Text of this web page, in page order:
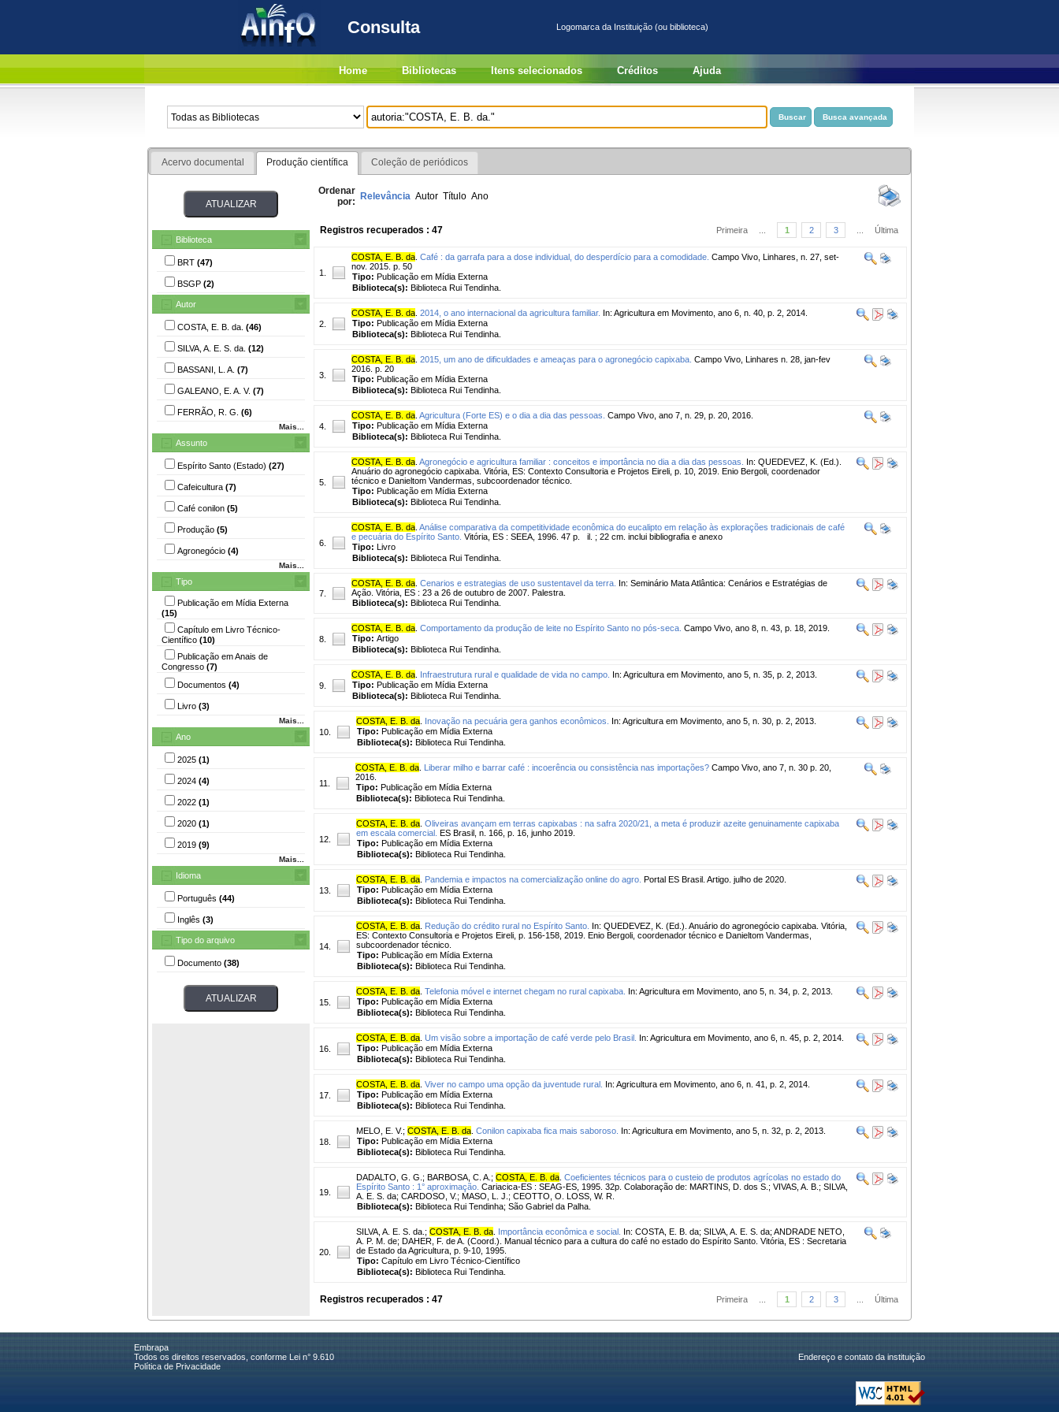
Consulta Logomarca da Instituição (ou biblioteca)
Home Bibliotecas Itens selecionados Créditos Ajuda
Acervo documental Produção científica Coleção de periódicos
Biblioteca
BRT (47)
BSGP (2)
Autor
COSTA, E. B. da. (46)
SILVA, A. E. S. da. (12)
BASSANI, L. A. (7)
GALEANO, E. A. V. (7)
FERRÃO, R. G. (6)
Mais...
Assunto
Espírito Santo (Estado) (27)
Cafeicultura (7)
Café conilon (5)
Produção (5)
Agronegócio (4)
Mais...
Tipo
Publicação em Mídia Externa
(15)
Capítulo em Livro Técnico-
Científico (10)
Publicação em Anais de
Congresso (7)
Documentos (4)
Livro (3)
Mais...
Ano
2025 (1)
2024 (4)
2022 (1)
2020 (1)
2019 (9)
Mais...
Idioma
Português (44)
Inglês (3)
Tipo do arquivo
Documento (38)
Ordenar
por: Relevância Autor Título Ano
Registros recuperados : 47 Primeira 1 2 3 Última
1.
COSTA, E. B. da Café : da garrafa para a dose individual, do desperdício para a comodidade. Campo Vivo, Linhares, n. 27, set-
nov. 2015. p. 50
Tipo: Publicação em Mídia Externa
Biblioteca(s): Biblioteca Rui Tendinha.
2.
COSTA, E. B. da 2014, o ano internacional da agricultura familiar. In: Agricultura em Movimento, ano 6, n. 40, p. 2, 2014.
Tipo: Publicação em Mídia Externa
Biblioteca(s): Biblioteca Rui Tendinha.
3.
COSTA, E. B. da 2015, um ano de dificuldades e ameaças para o agronegócio capixaba. Campo Vivo, Linhares n. 28, jan-fev
2016. p. 20
Tipo: Publicação em Mídia Externa
Biblioteca(s): Biblioteca Rui Tendinha.
4.
COSTA, E. B. da Agricultura (Forte ES) e o dia a dia das pessoas. Campo Vivo, ano 7, n. 29, p. 20, 2016.
Tipo: Publicação em Mídia Externa
Biblioteca(s): Biblioteca Rui Tendinha.
5.
COSTA, E. B. da Agronegócio e agricultura familiar : conceitos e importância no dia a dia das pessoas.
In: QUEDEVEZ, K. (Ed.).
Anuário do agronegócio capixaba. Vitória, ES: Contexto Consultoria e Projetos Eireli, p. 10, 2019. Enio Bergoli, coordenador
técnico e Danieltom Vandermas, subcoordenador técnico.
Tipo: Publicação em Mídia Externa
Biblioteca(s): Biblioteca Rui Tendinha.
6.
COSTA, E. B. da Análise comparativa da competitividade econômica do eucalipto em relação às explorações tradicionais de café
e pecuária do Espírito Santo. Vitória, ES : SEEA, 1996. 47 p. il. ; 22 cm. inclui bibliografia e anexo
Tipo: Livro
Biblioteca(s): Biblioteca Rui Tendinha.
7.
COSTA, E. B. da Cenarios e estrategias de uso sustentavel da terra. In: Seminário Mata Atlântica: Cenários e Estratégias de
Ação. Vitória, ES : 23 a 26 de outubro de 2007. Palestra.
Biblioteca(s): Biblioteca Rui Tendinha.
8.
COSTA, E. B. da Comportamento da produção de leite no Espírito Santo no pós-seca. Campo Vivo, ano 8, n. 43, p. 18, 2019.
Tipo: Artigo
Biblioteca(s): Biblioteca Rui Tendinha.
9.
COSTA, E. B. da Infraestrutura rural e qualidade de vida no campo. In: Agricultura em Movimento, ano 5, n. 35, p. 2, 2013.
Tipo: Publicação em Mídia Externa
Biblioteca(s): Biblioteca Rui Tendinha.
10.
COSTA, E. B. da Inovação na pecuária gera ganhos econômicos.
In: Agricultura em Movimento, ano 5, n. 30, p. 2, 2013.
Tipo: Publicação em Mídia Externa
Biblioteca(s): Biblioteca Rui Tendinha.
11.
COSTA, E. B. da Liberar milho e barrar café : incoerência ou consistência nas importações? Campo Vivo, ano 7, n. 30 p. 20,
2016.
Tipo: Publicação em Mídia Externa
Biblioteca(s): Biblioteca Rui Tendinha.
12.
COSTA, E. B. da Oliveiras avançam em terras capixabas : na safra 2020/21, a meta é produzir azeite genuinamente capixaba
em escala comercial. ES Brasil, n. 166, p. 16, junho 2019.
Tipo: Publicação em Mídia Externa
Biblioteca(s): Biblioteca Rui Tendinha.
13.
COSTA, E. B. da Pandemia e impactos na comercialização online do agro. Portal ES Brasil. Artigo. julho de 2020.
Tipo: Publicação em Mídia Externa
Biblioteca(s): Biblioteca Rui Tendinha.
14.
COSTA, E. B. da Redução do crédito rural no Espírito Santo. In: QUEDEVEZ, K. (Ed.). Anuário do agronegócio capixaba. Vitória,
ES: Contexto Consultoria e Projetos Eireli, p. 156-158, 2019. Enio Bergoli, coordenador técnico e Danieltom Vandermas,
subcoordenador técnico.
Tipo: Publicação em Mídia Externa
Biblioteca(s): Biblioteca Rui Tendinha.
15.
COSTA, E. B. da Telefonia móvel e internet chegam no rural capixaba. In: Agricultura em Movimento, ano 5, n. 34, p. 2, 2013.
Tipo: Publicação em Mídia Externa
Biblioteca(s): Biblioteca Rui Tendinha.
16.
COSTA, E. B. da Um visão sobre a importação de café verde pelo Brasil. In: Agricultura em Movimento, ano 6, n. 45, p. 2, 2014.
Tipo: Publicação em Mídia Externa
Biblioteca(s): Biblioteca Rui Tendinha.
17.
COSTA, E. B. da Viver no campo uma opção da juventude rural. In: Agricultura em Movimento, ano 6, n. 41, p. 2, 2014.
Tipo: Publicação em Mídia Externa
Biblioteca(s): Biblioteca Rui Tendinha.
18.
MELO, E. V.; COSTA, E. B. da Conilon capixaba fica mais saboroso. In: Agricultura em Movimento, ano 5, n. 32, p. 2, 2013.
Tipo: Publicação em Mídia Externa
Biblioteca(s): Biblioteca Rui Tendinha.
19.
DADALTO, G. G. ; BARBOSA, C. A. ; COSTA, E. B. da Coeficientes técnicos para o custeio de produtos agrícolas no estado do
Espírito Santo : 1° aproximação. Cariacica-ES : SEAG-ES, 1995. 32p. Colaboração de: MARTINS, D. dos S.; VIVAS, A. B.; SILVA,
A. E. S. da; CARDOSO, V.; MASO, L. J.; CEOTTO, O. LOSS, W. R.
Biblioteca(s): Biblioteca Rui Tendinha; São Gabriel da Palha.
20.
SILVA, A. E. S. da. ; COSTA, E. B. da Importância econômica e social. In: COSTA, E. B. da; SILVA, A. E. S. da; ANDRADE NETO,
A. P. M. de; DAHER, F. de A. (Coord.). Manual técnico para a cultura do café no estado do Espírito Santo. Vitória, ES : Secretaria
de Estado da Agricultura, p. 9-10, 1995.
Tipo: Capítulo em Livro Técnico-Científico
Biblioteca(s): Biblioteca Rui Tendinha.
Registros recuperados : 47 Primeira 1 2 3 Última
Embrapa
Todos os direitos reservados, conforme Lei n° 9.610
Política de Privacidade
Endereço e contato da instituição